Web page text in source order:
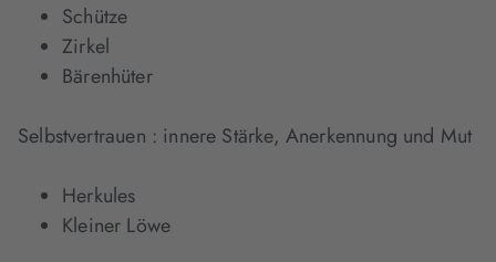
Schütze
Zirkel
Bärenhüter
Selbstvertrauen : innere Stärke, Anerkennung und Mut
Herkules
Kleiner Löwe